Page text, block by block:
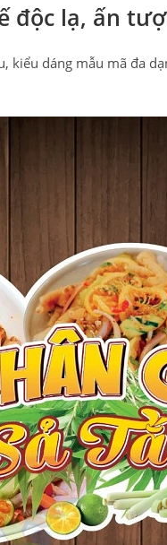
độc lạ, ấn
kiểu dáng mẫu mã đa